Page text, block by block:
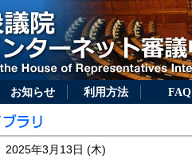
お知らせ 利用方法 FAQ
2025年3月13日 (木)